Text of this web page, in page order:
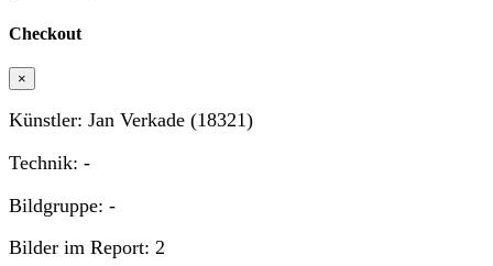
Checkout
×
Künstler: Jan Verkade (18321)
Technik: -
Bildgruppe: -
Bilder im Report: 2